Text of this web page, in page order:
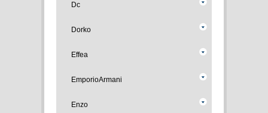
Dc
Dorko
Effea
EmporioArmani
Enzo